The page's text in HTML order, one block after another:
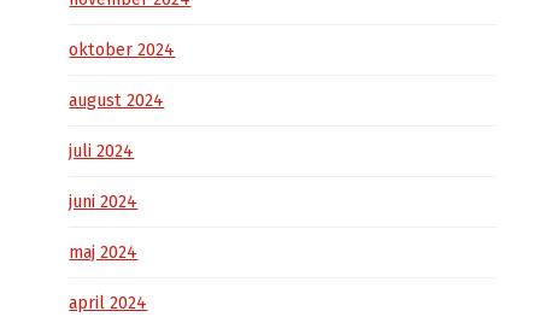
oktober 2024
august 2024
juli 2024
juni 2024
maj 2024
april 2024